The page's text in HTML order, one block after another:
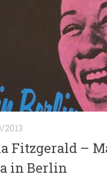
2013
Fitzgerald –
in Berlin